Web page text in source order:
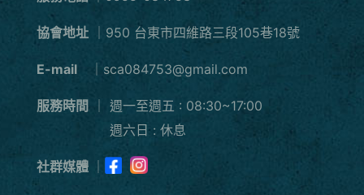
協會地址 ｜950 台東市四維路三段105巷18號
E-mail ｜sca084753@gmail.com
服務時間
週一至週五 : 08:30~17:00
週六日 : 休息
社群媒體